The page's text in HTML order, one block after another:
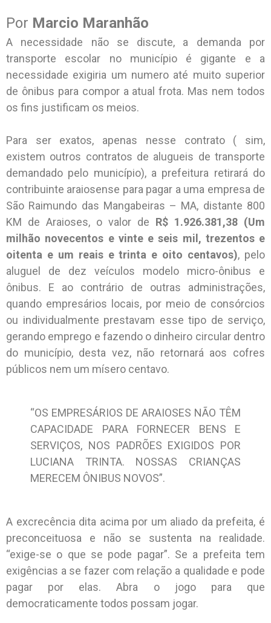
Por Marcio Maranhão
A necessidade não se discute, a demanda por
transporte escolar no município é gigante e a
necessidade exigiria um numero até muito superior
de ônibus para compor a atual frota. Mas nem todos
os fins justificam os meios.
Para ser exatos, apenas nesse contrato ( sim,
existem outros contratos de alugueis de transporte
demandado pelo município), a prefeitura retirará do
contribuinte araiosense para pagar a uma empresa de
São Raimundo das Mangabeiras – MA, distante 800
KM de Araioses, o valor de R$ 1.926.381,38 (Um
milhão novecentos e vinte e seis mil, trezentos e
oitenta e um reais e trinta e oito centavos), pelo
aluguel de dez veículos modelo micro-ônibus e
ônibus. E ao contrário de outras administrações,
quando empresários locais, por meio de consórcios
ou individualmente prestavam esse tipo de serviço,
gerando emprego e fazendo o dinheiro circular dentro
do município, desta vez, não retornará aos cofres
públicos nem um mísero centavo.
“OS EMPRESÁRIOS DE ARAIOSES NÃO TÊM
CAPACIDADE PARA FORNECER BENS E
SERVIÇOS, NOS PADRÕES EXIGIDOS POR
LUCIANA TRINTA. NOSSAS CRIANÇAS
MERECEM ÔNIBUS NOVOS”.
A excrecência dita acima por um aliado da prefeita, é
preconceituosa e não se sustenta na realidade.
“exige-se o que se pode pagar”. Se a prefeita tem
exigências a se fazer com relação a qualidade e pode
pagar por elas. Abra o jogo para que
democraticamente todos possam jogar.